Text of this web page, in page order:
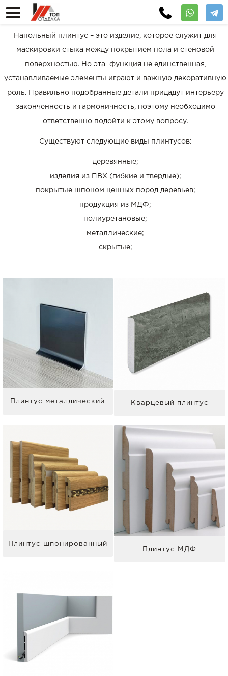
Напольный плинтус – это изделие, которое служит для
маскировки стыка между покрытием пола и стеновой
поверхностью. Но эта функция не единственная,
устанавливаемые элементы играют и важную декоративную
роль. Правильно подобранные детали придадут интерьеру
законченность и гармоничность, поэтому необходимо
ответственно подойти к этому вопросу.
Существуют следующие виды плинтусов:
деревянные;
изделия из ПВХ (гибкие и твердые);
покрытые шпоном ценных пород деревьев;
продукция из МДФ;
полиуретановые;
металлические;
скрытые;
Плинтус металлический Кварцевый плинтус
Плинтус шпонированный
Плинтус МДФ